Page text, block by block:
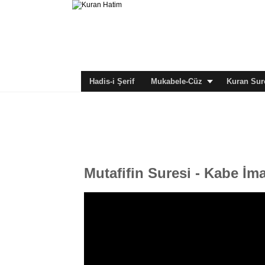
Hadis-i Şerif Mukabele-Cüz Kuran
Mutafifin Suresi - Kabe